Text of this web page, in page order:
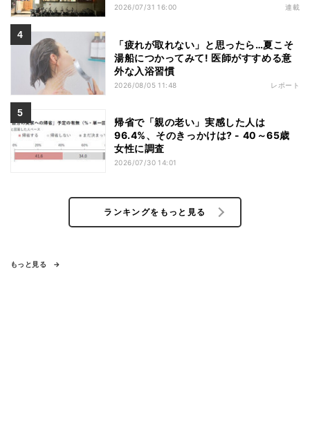
2026/07/31 16:00 連載
「疲れが取れない」と思ったら…夏こそ
湯船につかってみて! 医師がすすめる意
外な入浴習慣
2026/08/05 11:48 レポート
帰省で「親の老い」実感した人は
96.4%、そのきっかけは? - 40～65歳
女性に調査
2026/07/30 14:01
ランキングをもっと見る
もっと見る